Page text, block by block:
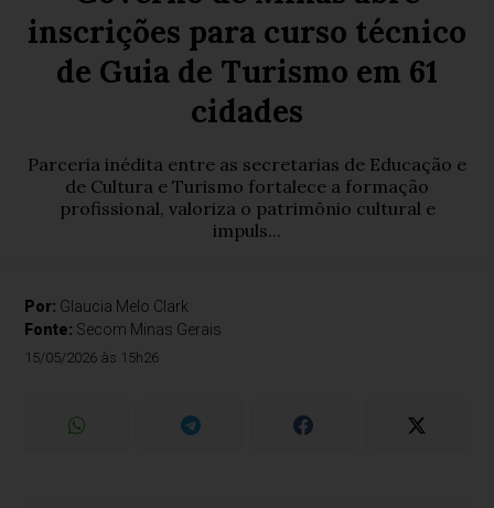
inscrições para curso técnico
de Guia de Turismo em 61
cidades
Parceria inédita entre as secretarias de Educação e
de Cultura e Turismo fortalece a formação
profissional, valoriza o patrimônio cultural e
impuls...
Por: Glaucia Melo Clark
Fonte: Secom Minas Gerais
15/05/2026 às 15h26